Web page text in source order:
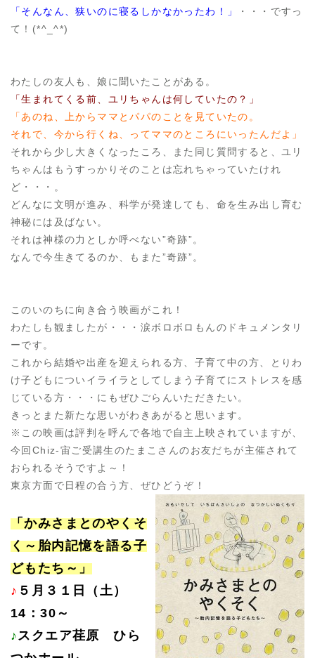
「そんなん、狭いのに寝るしかなかったわ！」
・・・ですっ
て！(*^_^*)
わたしの友人も、娘に聞いたことがある。
「生まれてくる前、ユリちゃんは何していたの？」
「あのね、上からママとパパのことを見ていたの。
それで、今から行くね、ってママのところにいったんだよ」
それから少し大きくなったころ、また同じ質問すると、ユリ
ちゃんはもうすっかりそのことは忘れちゃっていたけれ
ど・・・。
どんなに文明が進み、科学が発達しても、命を生み出し育む
神秘には及ばない。
それは神様の力としか呼べない”奇跡”。
なんで今生きてるのか、もまた”奇跡”。
このいのちに向き合う映画がこれ！
わたしも観ましたが・・・涙ボロボロもんのドキュメンタリ
ーです。
これから結婚や出産を迎えられる方、子育て中の方、とりわ
け子どもについイライラとしてしまう子育てにストレスを感
じている方・・・にもぜひごらんいただきたい。
きっとまた新たな思いがわきあがると思います。
※この映画は評判を呼んで各地で自主上映されていますが、
今回Chiz-宙ご受講生のたまこさんのお友だちが主催されて
おられるそうですよ～！
東京方面で日程の合う方、ぜひどうぞ！
「かみさまとのやくそ
く～胎内記憶を語る子
どもたち～」
♪ ５月３１日（土）
14：30～
♪スクエア荏原 ひら